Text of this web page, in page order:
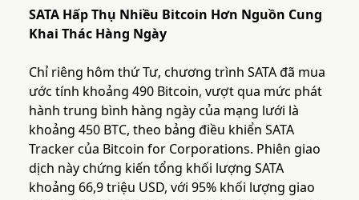
SATA Hấp Thụ Nhiều Bitcoin Hơn Nguồn Cung
Khai Thác Hàng Ngày
Chỉ riêng hôm thứ Tư, chương trình SATA đã mua
ước tính khoảng 490 Bitcoin, vượt qua mức phát
hành trung bình hàng ngày của mạng lưới là
khoảng 450 BTC, theo bảng điều khiển SATA
Tracker của Bitcoin for Corporations. Phiên giao
dịch này chứng kiến tổng khối lượng SATA
khoảng 66,9 triệu USD, với 95% khối lượng giao